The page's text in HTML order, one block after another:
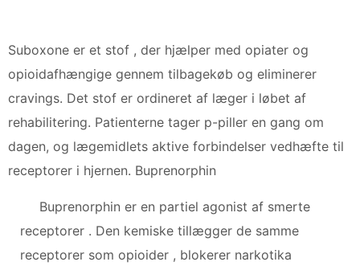
Suboxone er et stof , der hjælper med opiater og
opioidafhængige gennem tilbagekøb og eliminerer
cravings. Det stof er ordineret af læger i løbet af
rehabilitering. Patienterne tager p-piller en gang om
dagen, og lægemidlets aktive forbindelser vedhæfte til
receptorer i hjernen. Buprenorphin
Buprenorphin er en partiel agonist af smerte
receptorer . Den kemiske tillægger de samme
receptorer som opioider , blokerer narkotika